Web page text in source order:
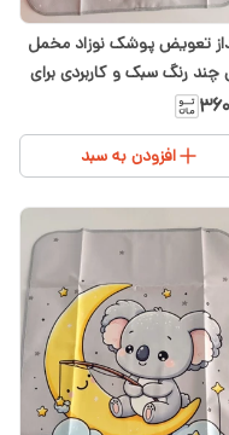
تعویض پوشک نوزاد مخمل
چند رنگ سبک و کاربردی برای
شیدا
افزودن به سبد